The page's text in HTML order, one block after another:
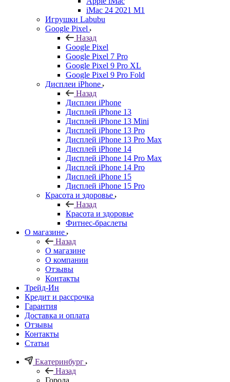
iMac 24 2021 M1
Игрушки Labubu
Google Pixel
Назад
Google Pixel
Google Pixel 7 Pro
Google Pixel 9 Pro XL
Google Pixel 9 Pro Fold
Дисплеи iPhone
Назад
Дисплеи iPhone
Дисплей iPhone 13
Дисплей iPhone 13 Mini
Дисплей iPhone 13 Pro
Дисплей iPhone 13 Pro Max
Дисплей iPhone 14
Дисплей iPhone 14 Pro Max
Дисплей iPhone 14 Pro
Дисплей iPhone 15
Дисплей iPhone 15 Pro
Красота и здоровье
Назад
Красота и здоровье
Фитнес-браслеты
О магазине
Назад
О магазине
О компании
Отзывы
Контакты
Трейд-Ин
Кредит и рассрочка
Гарантия
Доставка и оплата
Отзывы
Контакты
Статьи
Екатеринбург
Назад
Города